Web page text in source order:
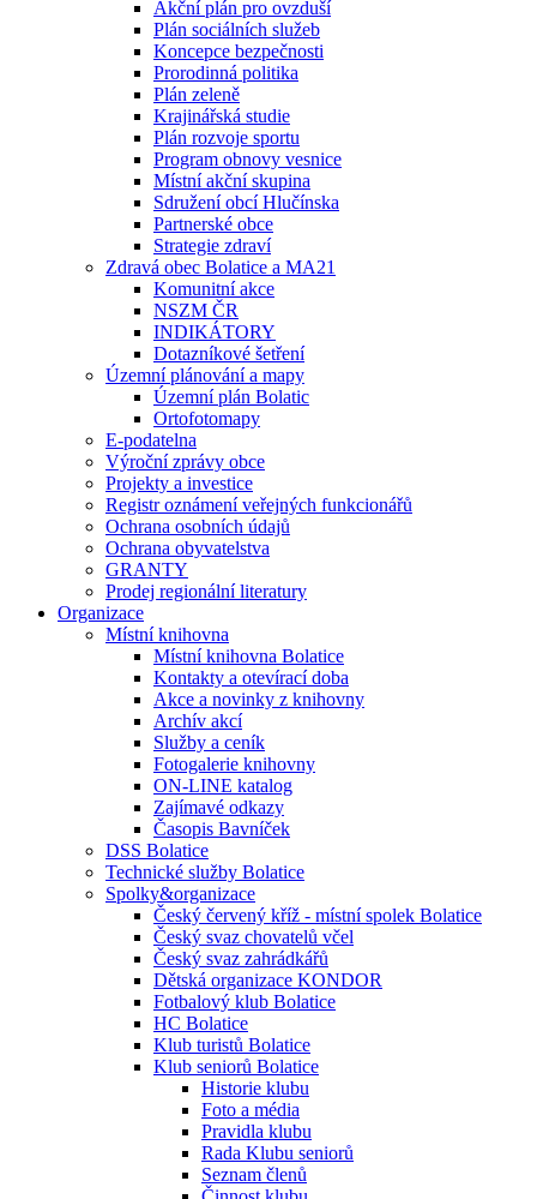
Akční plán pro ovzduší
Plán sociálních služeb
Koncepce bezpečnosti
Prorodinná politika
Plán zeleně
Krajinářská studie
Plán rozvoje sportu
Program obnovy vesnice
Místní akční skupina
Sdružení obcí Hlučínska
Partnerské obce
Strategie zdraví
Zdravá obec Bolatice a MA21
Komunitní akce
NSZM ČR
INDIKÁTORY
Dotazníkové šetření
Územní plánování a mapy
Územní plán Bolatic
Ortofotomapy
E-podatelna
Výroční zprávy obce
Projekty a investice
Registr oznámení veřejných funkcionářů
Ochrana osobních údajů
Ochrana obyvatelstva
GRANTY
Prodej regionální literatury
Organizace
Místní knihovna
Místní knihovna Bolatice
Kontakty a otevírací doba
Akce a novinky z knihovny
Archív akcí
Služby a ceník
Fotogalerie knihovny
ON-LINE katalog
Zajímavé odkazy
Časopis Bavníček
DSS Bolatice
Technické služby Bolatice
Spolky&organizace
Český červený kříž - místní spolek Bolatice
Český svaz chovatelů včel
Český svaz zahrádkářů
Dětská organizace KONDOR
Fotbalový klub Bolatice
HC Bolatice
Klub turistů Bolatice
Klub seniorů Bolatice
Historie klubu
Foto a média
Pravidla klubu
Rada Klubu seniorů
Seznam členů